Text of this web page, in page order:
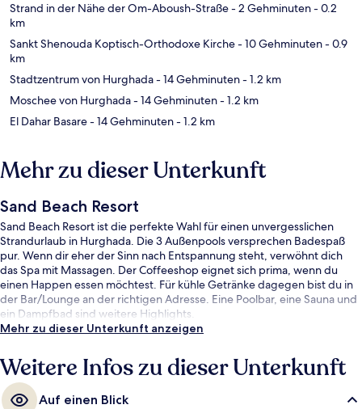
Strand in der Nähe der Om-Aboush-Straße- 2 Gehminuten- 0.2
km
Sankt Shenouda Koptisch-Orthodoxe Kirche- 10 Gehminuten- 0.9
km
Stadtzentrum von Hurghada- 14 Gehminuten- 1.2 km
Moschee von Hurghada- 14 Gehminuten- 1.2 km
El Dahar Basare- 14 Gehminuten- 1.2 km
Mehr zu dieser Unterkunft
Sand Beach Resort
Sand Beach Resort ist die perfekte Wahl für einen unvergesslichen
Strandurlaub in Hurghada. Die 3 Außenpools versprechen Badespaß
pur. Wenn dir eher der Sinn nach Entspannung steht, verwöhnt dich
das Spa mit Massagen. Der Coffeeshop eignet sich prima, wenn du
einen Happen essen möchtest. Für kühle Getränke dagegen bist du in
der Bar/Lounge an der richtigen Adresse. Eine Poolbar, eine Sauna und
ein Dampfbad sind weitere Highlights.
Mehr zu dieser Unterkunft anzeigen
Weitere Infos zu dieser Unterkunft
Auf einen Blick